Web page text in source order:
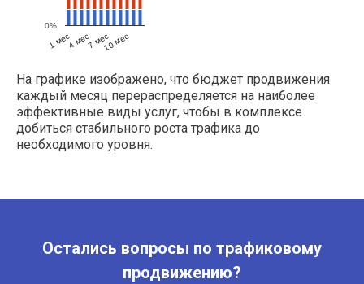
1 мес4 мес7 мес10 мес
0%
На графике изображено, что бюджет продвижения
каждый месяц перераспределяется на наиболее
эффективные виды услуг, чтобы в комплексе
добиться стабильного роста трафика до
необходимого уровня.
Остались вопросы по трафиковому
продвижению?